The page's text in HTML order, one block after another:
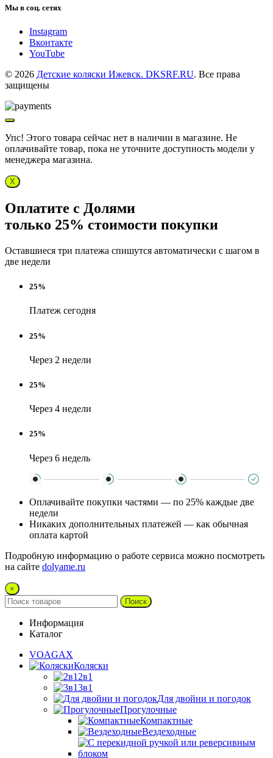
Мы в соц. сетях
Instagram
Вконтакте
YouTube
© 2026 Детские коляски Ижевск. DKSRF.RU. Все права
защищены
Упс! Этого товара сейчас нет в наличии в магазине. Не
оплачивайте товар, пока не уточните доступность модели у
менеджера магазина.
X
Оплатите с Долями
только 25% стоимости покупки
Оставшиеся три платежа спишутся автоматически с шагом в
две недели
25%
Платеж сегодня
25%
Через 2 недели
25%
Через 4 недели
25%
Через 6 недель
Оплачивайте покупки частями — по 25% каждые две
недели
Никаких дополнительных платежей — как обычная
оплата картой
Подробную информацию о работе сервиса можно посмотреть
на сайте dolyame.ru
×
Поиск
Информация
Каталог
VOAGAX
Коляски
2в1
3в1
Для двойни и погодок
Прогулочные
Компактные
Вездеходные